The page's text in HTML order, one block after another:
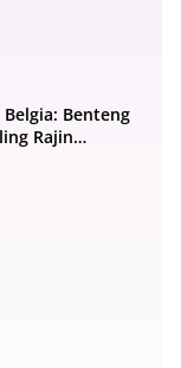
Benteng
Rajin